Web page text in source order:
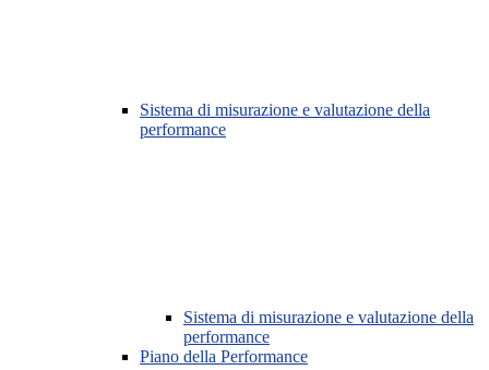
Sistema di misurazione e valutazione della
performance
Sistema di misurazione e valutazione della
performance
Piano della Performance